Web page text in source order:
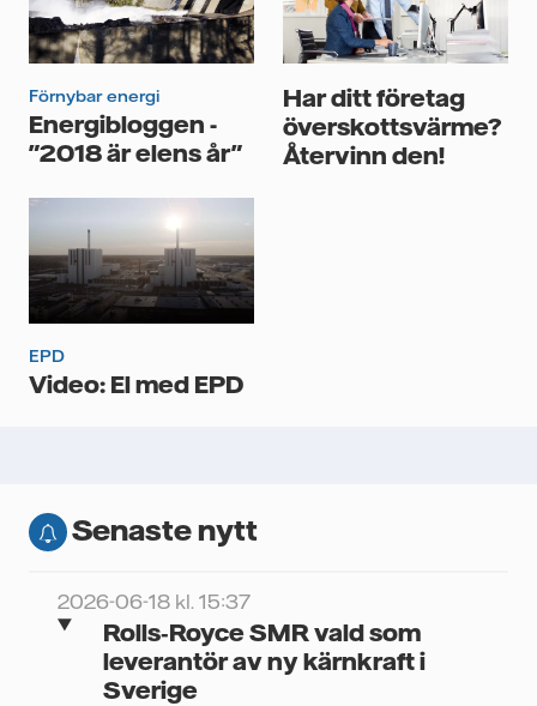
personuppgifter för att kunna skicka mig
nyhetsbrevet.*
Förnybar energi
Energibloggen -
"2018 är elens år"
Har ditt företag
överskottsvärme?
Återvinn den!
EPD
Video: El med EPD
Senaste nytt
2026-06-18 kl. 15:37
Rolls‑Royce SMR vald som
leverantör av ny kärnkraft i
Sverige